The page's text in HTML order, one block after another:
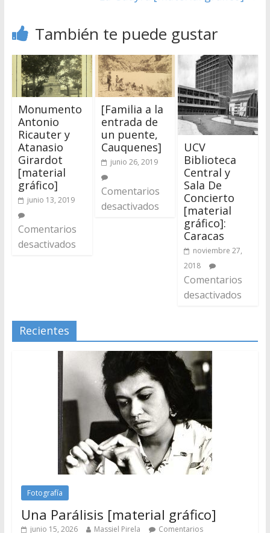
También te puede gustar
Monumento
Antonio
Ricauter y
Atanasio
Girardot
[material
gráfico]
junio 13, 2019
Comentarios
desactivados
[Familia a la
entrada de
un puente,
Cauquenes]
junio 26, 2019
Comentarios
desactivados
UCV
Biblioteca
Central y
Sala De
Concierto
[material
gráfico]:
Caracas
noviembre 27,
2018
Comentarios
desactivados
Recientes
Fotografía
Una Parálisis [material gráfico]
junio 15, 2026 Massiel Pirela Comentarios